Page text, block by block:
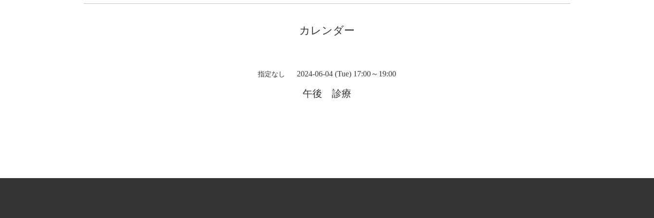
カレンダー
指定なし 2024-06-04 (Tue) 17:00～19:00
午後 診療